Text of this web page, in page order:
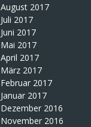
August 2017
Juli 2017
Juni 2017
Mai 2017
April 2017
März 2017
Februar 2017
Januar 2017
Dezember 2016
November 2016